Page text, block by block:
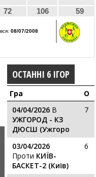
72 106 59
08/07/2008
ОСТАННІ 6 ІГОР
Гра
О
04/04/2026 В
УЖГОРОД - КЗ
ДЮСШ (Ужгоро
7
03/04/2026
Проти КИЇВ-
БАСКЕТ-2 (Київ)
6